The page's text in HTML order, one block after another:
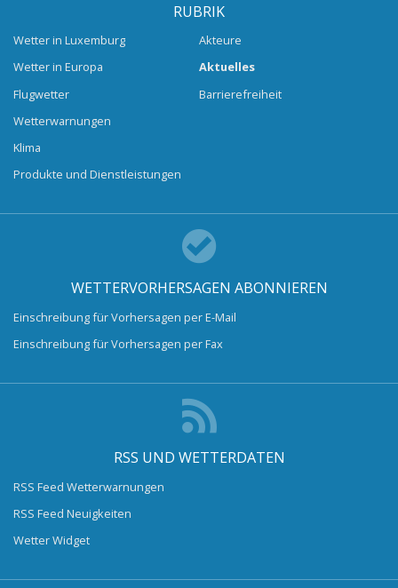
RUBRIK
Wetter in Luxemburg
Wetter in Europa
Flugwetter
Wetterwarnungen
Klima
Produkte und Dienstleistungen
Akteure
Aktuelles
Barrierefreiheit
WETTERVORHERSAGEN ABONNIEREN
Einschreibung für Vorhersagen per E-Mail
Einschreibung für Vorhersagen per Fax
RSS UND WETTERDATEN
RSS Feed Wetterwarnungen
RSS Feed Neuigkeiten
Wetter Widget